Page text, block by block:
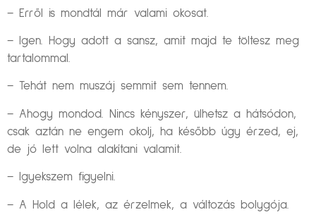
– Erről is mondtál már valami okosat.
– Igen. Hogy adott a sansz, amit majd te töltesz meg
tartalommal.
– Tehát nem muszáj semmit sem tennem.
– Ahogy mondod. Nincs kényszer, ülhetsz a hátsódon,
csak aztán ne engem okolj, ha később úgy érzed, ej,
de jó lett volna alakítani valamit.
– Igyekszem figyelni.
– A Hold a lélek, az érzelmek, a változás bolygója.